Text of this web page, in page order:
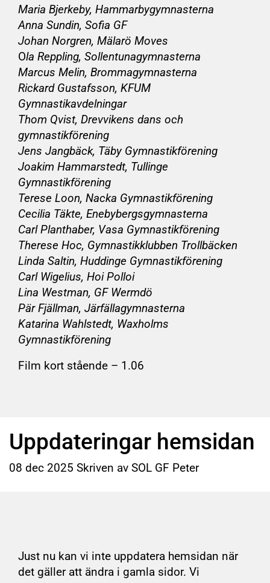
Maria Bjerkeby, Hammarbygymnasterna
Anna Sundin, Sofia GF
Johan Norgren, Mälarö Moves
Ola Reppling, Sollentunagymnasterna
Marcus Melin, Brommagymnasterna
Rickard Gustafsson, KFUM
Gymnastikavdelningar
Thom Qvist, Drevvikens dans och
gymnastikförening
Jens Jangbäck, Täby Gymnastikförening
Joakim Hammarstedt, Tullinge
Gymnastikförening
Terese Loon, Nacka Gymnastikförening
Cecilia Täkte, Enebybergsgymnasterna
Carl Planthaber, Vasa Gymnastikförening
Therese Hoc, Gymnastikklubben Trollbäcken
Linda Saltin, Huddinge Gymnastikförening
Carl Wigelius, Hoi Polloi
Lina Westman, GF Wermdö
Pär Fjällman, Järfällagymnasterna
Katarina Wahlstedt, Waxholms
Gymnastikförening
Film kort stående – 1.06
Uppdateringar hemsidan
08 dec 2025 Skriven av SOL GF Peter
Just nu kan vi inte uppdatera hemsidan när
det gäller att ändra i gamla sidor. Vi